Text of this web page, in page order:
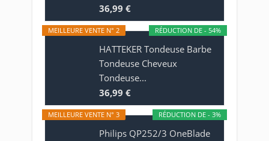
36,99 €
RÉDUCTION DE - 54%
MEILLEURE VENTE N° 2
HATTEKER Tondeuse Barbe
Tondeuse Cheveux
Tondeuse...
36,99 €
RÉDUCTION DE - 3%
MEILLEURE VENTE N° 3
Philips QP252/3 OneBlade